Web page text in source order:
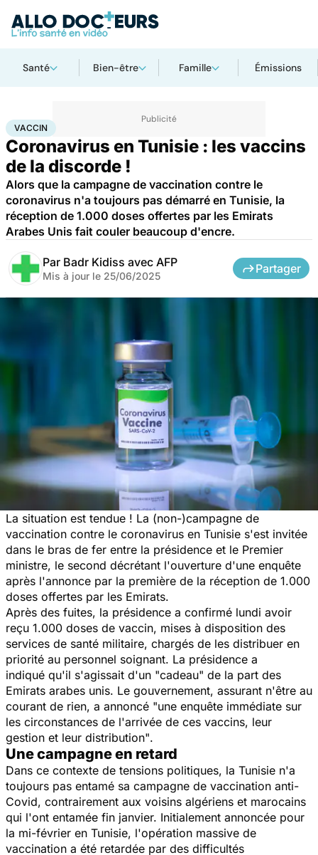
Santé Bien-être Famille Émissions
AccueilSanté Vaccin
VACCIN
Coronavirus en Tunisie : les vaccins
de la discorde !
Alors que la campagne de vaccination contre le
coronavirus n'a toujours pas démarré en Tunisie, la
réception de 1.000 doses offertes par les Emirats
Arabes Unis fait couler beaucoup d'encre.
Par Badr Kidiss avec AFP
Mis à jour le 25/06/2025
Partager
La situation est tendue ! La (non-)campagne de
vaccination contre le coronavirus en Tunisie s'est invitée
dans le bras de fer entre la présidence et le Premier
ministre, le second décrétant l'ouverture d'une enquête
après l'annonce par la première de la réception de 1.000
doses offertes par les Emirats.
Après des fuites, la présidence a confirmé lundi avoir
reçu 1.000 doses de vaccin, mises à disposition des
services de santé militaire, chargés de les distribuer en
priorité au personnel soignant. La présidence a
indiqué qu'il s'agissait d'un "cadeau" de la part des
Emirats arabes unis. Le gouvernement, assurant n'être au
courant de rien, a annoncé "une enquête immédiate sur
les circonstances de l'arrivée de ces vaccins, leur
gestion et leur distribution".
Une campagne en retard
Dans ce contexte de tensions politiques, la Tunisie n'a
toujours pas entamé sa campagne de vaccination anti-
Covid, contrairement aux voisins algériens et marocains
qui l'ont entamée fin janvier. Initialement annoncée pour
la mi-février en Tunisie, l'opération massive de
vaccination a été retardée par des difficultés